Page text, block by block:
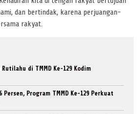
dan bertindak, karena perjuangan-
rakyat.
di TMMD Ke-129 Kodim
Persen, Program TMMD Ke-129 Perkuat